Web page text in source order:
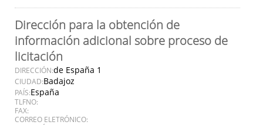
Dirección para la obtención de
información adicional sobre proceso de
licitación
DIRECCIÓN:de España 1
CIUDAD:Badajoz
PAÍS:España
TLFNO:
FAX:
CORREO ELETRÓNICO: